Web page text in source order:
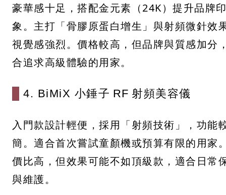
豪華感十足，搭配金元素（24K）提升品牌
象。主打「骨膠原蛋白增生」與射頻微針效
視覺感強烈。價格較高，但品牌與質感加分
合追求高級體驗的用家。
4. BiMiX 小錘子 RF 射頻美容儀
入門款設計輕便，採用「射頻技術」，功能
簡。適合首次嘗試童顏機或預算有限的用家
價比高，但效果可能不如頂級款，適合日常
與維護。